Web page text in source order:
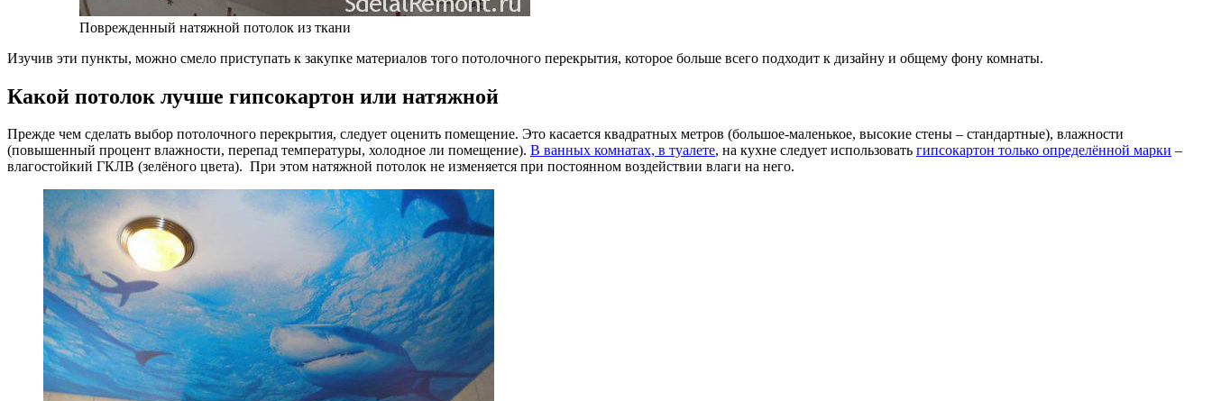
Поврежденный натяжной потолок из ткани
Изучив эти пункты, можно смело приступать к закупке материалов того потолочного перекрытия, которое больше всего подходит к дизайну и общему фону комнаты.
Какой потолок лучше гипсокартон или натяжной
Прежде чем сделать выбор потолочного перекрытия, следует оценить помещение. Это касается квадратных метров (большое-маленькое, высокие стены – стандартные), влажности
(повышенный процент влажности, перепад температуры, холодное ли помещение). В ванных комнатах, в туалете, на кухне следует использовать гипсокартон только определённой марки –
влагостойкий ГКЛВ (зелёного цвета). При этом натяжной потолок не изменяется при постоянном воздействии влаги на него.